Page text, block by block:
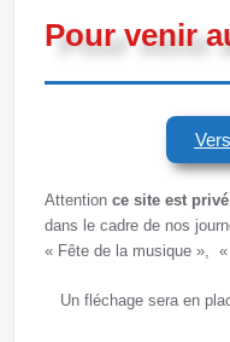
Pour venir
Attention ce site est privé
dans le cadre de nos
« Fête de la musique »,
Un fléchage sera en